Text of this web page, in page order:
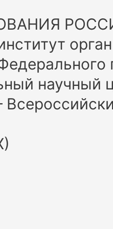
научный